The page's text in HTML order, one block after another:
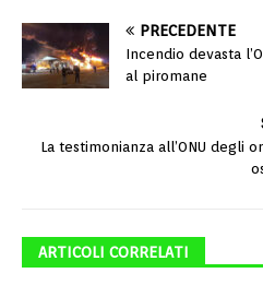
PRECEDENTE
Incendio devasta
al piromane
La testimonianza all’ONU degli
ARTICOLI CORRELATI